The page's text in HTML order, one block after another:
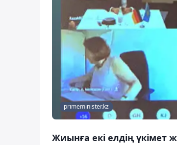
primeminister.kz
Жиынға екі елдің үкімет